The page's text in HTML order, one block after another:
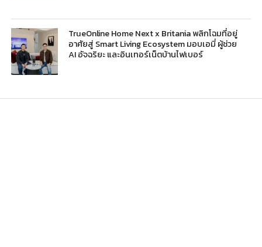
TrueOnline Home Next x Britania พลิกโฉมที่อยู่
อาศัยสู่ Smart Living Ecosystem มอบเอมี่ ผู้ช่วย
AI อัจฉริยะ และอินเทอร์เน็ตบ้านไฟเบอร์